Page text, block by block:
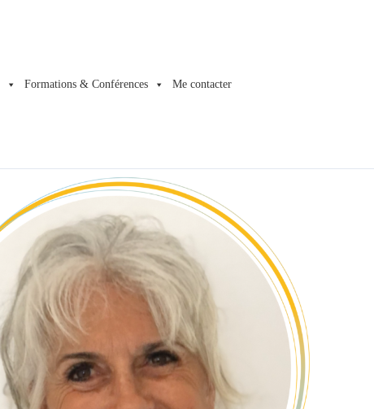
Formations & Conférences Me contacter